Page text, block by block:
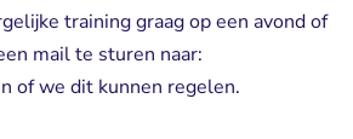
training graag op een avond of
mail te sturen naar:
of we dit kunnen regelen.